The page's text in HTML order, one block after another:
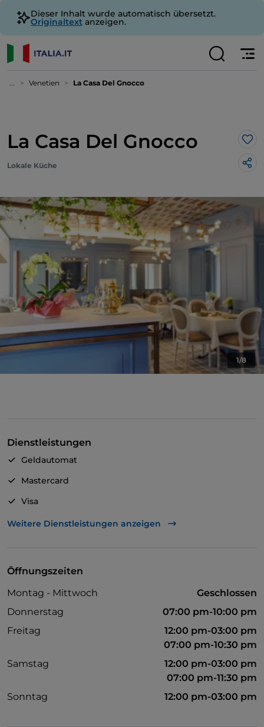
Dieser Inhalt wurde automatisch übersetzt.
Originaltext anzeigen.
... Venetien La Casa Del Gnocco
La Casa Del Gnocco
Lokale Küche
1/8
Dienstleistungen
Geldautomat
Mastercard
Visa
Behindertengerechter Zugang
Weitere Dienstleistungen anzeigen
Öffnungszeiten
Montag - Mittwoch
Geschlossen
Donnerstag
07:00 pm-10:00 pm
Freitag
12:00 pm-03:00 pm
07:00 pm-10:30 pm
Samstag
12:00 pm-03:00 pm
07:00 pm-11:30 pm
Sonntag
12:00 pm-03:00 pm